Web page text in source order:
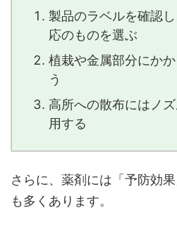
製品のラベルを確認
応のものを選ぶ
植栽や金属部分にか
う
高所への散布にはノ
用する
さらに、薬剤には「予防効
も多くあります。